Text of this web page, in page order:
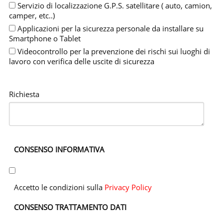
Servizio di localizzazione G.P.S. satellitare ( auto, camion,
camper, etc..)
Applicazioni per la sicurezza personale da installare su
Smartphone o Tablet
Videocontrollo per la prevenzione dei rischi sui luoghi di
lavoro con verifica delle uscite di sicurezza
Richiesta
CONSENSO INFORMATIVA
Accetto le condizioni sulla Privacy Policy
CONSENSO TRATTAMENTO DATI